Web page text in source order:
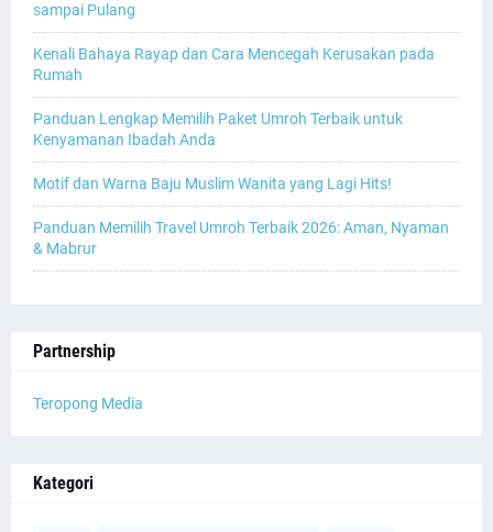
sampai Pulang
Kenali Bahaya Rayap dan Cara Mencegah Kerusakan pada
Rumah
Panduan Lengkap Memilih Paket Umroh Terbaik untuk
Kenyamanan Ibadah Anda
Motif dan Warna Baju Muslim Wanita yang Lagi Hits!
Panduan Memilih Travel Umroh Terbaik 2026: Aman, Nyaman
& Mabrur
Partnership
Teropong Media
Kategori